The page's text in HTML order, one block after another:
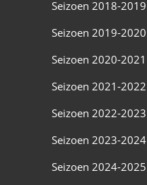
Seizoen 2018-2019
Seizoen 2019-2020
Seizoen 2020-2021
Seizoen 2021-2022
Seizoen 2022-2023
Seizoen 2023-2024
Seizoen 2024-2025